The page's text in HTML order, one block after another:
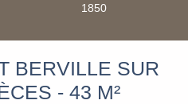
1850
BERVILLE SUR
- 43 M²